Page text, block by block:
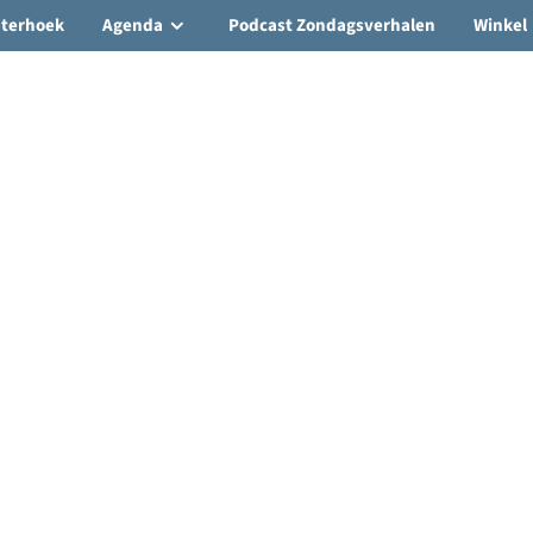
Agenda Podcast Zondagsverhalen Winkel